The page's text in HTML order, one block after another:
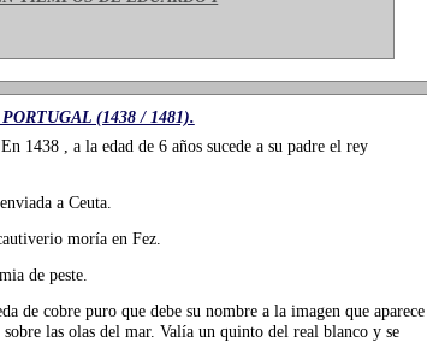
(1438 / 1481).
1438 , a la edad de 6 años sucede a su padre el rey
a Ceuta.
moría en Fez.
de peste.
de cobre puro que debe su nombre a la imagen que aparece
las olas del mar. Valía un quinto del real blanco y se